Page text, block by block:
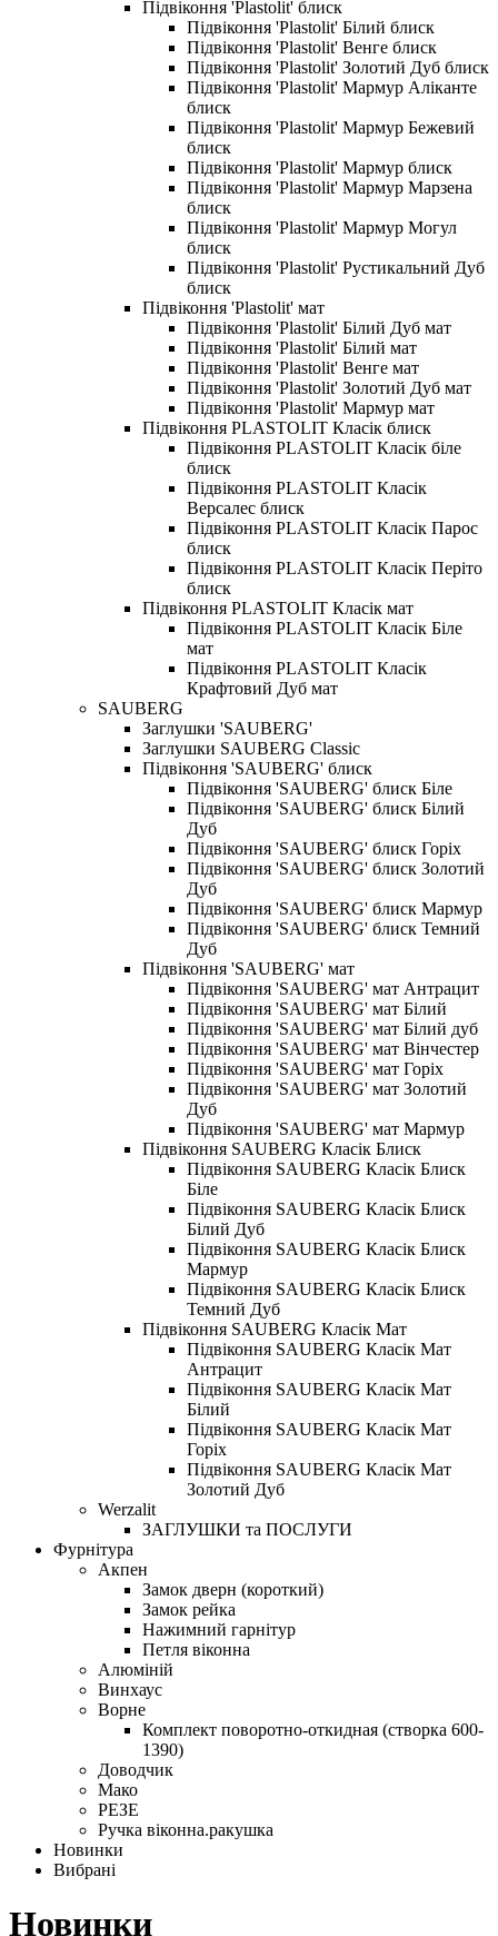
Підвіконня 'Plastolit' блиск
Підвіконня 'Plastolit' Білий блиск
Підвіконня 'Plastolit' Венге блиск
Підвіконня 'Plastolit' Золотий Дуб блиск
Підвіконня 'Plastolit' Мармур Аліканте
блиск
Підвіконня 'Plastolit' Мармур Бежевий
блиск
Підвіконня 'Plastolit' Мармур блиск
Підвіконня 'Plastolit' Мармур Марзена
блиск
Підвіконня 'Plastolit' Мармур Могул
блиск
Підвіконня 'Plastolit' Рустикальний Дуб
блиск
Підвіконня 'Plastolit' мат
Підвіконня 'Plastolit' Білий Дуб мат
Підвіконня 'Plastolit' Білий мат
Підвіконня 'Plastolit' Венге мат
Підвіконня 'Plastolit' Золотий Дуб мат
Підвіконня 'Plastolit' Мармур мат
Підвіконня PLASTOLIT Класік блиск
Підвіконня PLASTOLIT Класік біле
блиск
Підвіконня PLASTOLIT Класік
Версалес блиск
Підвіконня PLASTOLIT Класік Парос
блиск
Підвіконня PLASTOLIT Класік Періто
блиск
Підвіконня PLASTOLIT Класік мат
Підвіконня PLASTOLIT Класік Біле
мат
Підвіконня PLASTOLIT Класік
Крафтовий Дуб мат
SAUBERG
Заглушки 'SAUBERG'
Заглушки SAUBERG Classic
Підвіконня 'SAUBERG' блиск
Підвіконня 'SAUBERG' блиск Біле
Підвіконня 'SAUBERG' блиск Білий
Дуб
Підвіконня 'SAUBERG' блиск Горіх
Підвіконня 'SAUBERG' блиск Золотий
Дуб
Підвіконня 'SAUBERG' блиск Мармур
Підвіконня 'SAUBERG' блиск Темний
Дуб
Підвіконня 'SAUBERG' мат
Підвіконня 'SAUBERG' мат Антрацит
Підвіконня 'SAUBERG' мат Білий
Підвіконня 'SAUBERG' мат Білий дуб
Підвіконня 'SAUBERG' мат Вінчестер
Підвіконня 'SAUBERG' мат Горіх
Підвіконня 'SAUBERG' мат Золотий
Дуб
Підвіконня 'SAUBERG' мат Мармур
Підвіконня SAUBERG Класік Блиск
Підвіконня SAUBERG Класік Блиск
Біле
Підвіконня SAUBERG Класік Блиск
Білий Дуб
Підвіконня SAUBERG Класік Блиск
Мармур
Підвіконня SAUBERG Класік Блиск
Темний Дуб
Підвіконня SAUBERG Класік Мат
Підвіконня SAUBERG Класік Мат
Антрацит
Підвіконня SAUBERG Класік Мат
Білий
Підвіконня SAUBERG Класік Мат
Горіх
Підвіконня SAUBERG Класік Мат
Золотий Дуб
Werzalit
ЗАГЛУШКИ та ПОСЛУГИ
Фурнітура
Акпен
Замок дверн (короткий)
Замок рейка
Нажимний гарнітур
Петля віконна
Алюміній
Винхаус
Ворне
Комплект поворотно-откидная (створка 600-
1390)
Доводчик
Мако
РЕЗЕ
Ручка віконна.ракушка
Новинки
Вибрані
Новинки